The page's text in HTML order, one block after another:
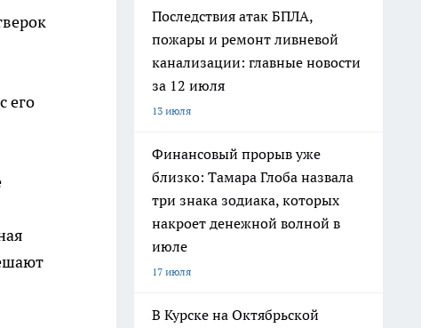
его
Последствия атак БПЛА,
пожары и ремонт ливневой
канализации: главные новости
за 12 июля
13 июля
Финансовый прорыв уже
близко: Тамара Глоба назвала
три знака зодиака, которых
накроет денежной волной в
июле
17 июля
В Курске на Октябрьской